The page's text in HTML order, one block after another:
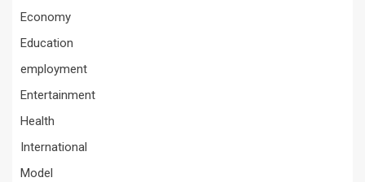
Economy
Education
employment
Entertainment
Health
International
Model